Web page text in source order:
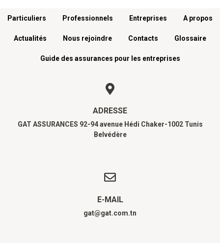
Menu footer
Particuliers Professionnels Entreprises A propos
Actualités Nous rejoindre Contacts Glossaire
Guide des assurances pour les entreprises
ADRESSE
GAT ASSURANCES 92-94 avenue Hédi Chaker-1002 Tunis
Belvédère
E-MAIL
gat@gat.com.tn